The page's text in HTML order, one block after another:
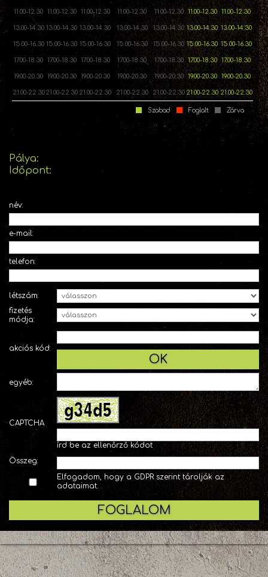
11.00-12.30 11.00-12.30 11.00-12.30 11.00-12.30 11.00-12.30 11.00-12.30 11.00-12.30
13.00-14.30 13.00-14.30 13.00-14.30 13.00-14.30 13.00-14.30 13.00-14.30 13.00-14.30
15.00-16.30 15.00-16.30 15.00-16.30 15.00-16.30 15.00-16.30 15.00-16.30 15.00-16.30
17.00-18.30 17.00-18.30 17.00-18.30 17.00-18.30 17.00-18.30 17.00-18.30 17.00-18.30
19.00-20.30 19.00-20.30 19.00-20.30 19.00-20.30 19.00-20.30 19.00-20.30 19.00-20.30
21.00-22.3021.00-22.30 21.00-22.30 21.00-22.30 21.00-22.30 21.00-22.3021.00-22.30
Zárva
Foglalt
Szabad
Pálya:
Időpont:
név:
e-mail:
telefon:
létszám:
fizetés
módja:
akciós kód:
OK
egyéb:
CAPTCHA
írd be az ellenőrző kódot
Összeg:
Elfogadom, hogy a GDPR szerint tárolják az
adataimat.
FOGLALOM